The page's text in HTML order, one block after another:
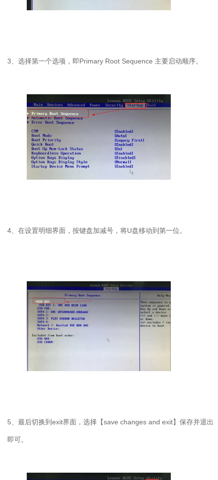
3 、选择第一个选项，即Primary Root Sequence 主要启动顺序。
4、在设置明细界面，按键盘加减号，将U盘移动到第一位。
5 、最后切换到 exit界面，选择【save changes and exit】保存并退出
即可。